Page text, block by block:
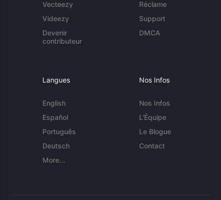
Vecteezy
Videezy
Devenir
contributeur
Réclame
Support
DMCA
Langues
English
Español
Português
Deutsch
More...
Nos Infos
Nos Infos
L'Équipe
Le Blogue
Contact